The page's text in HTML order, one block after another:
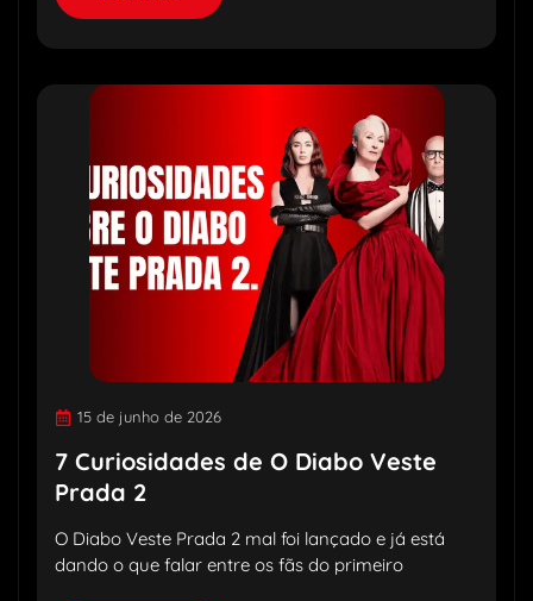
15 de junho de 2026
7 Curiosidades de O Diabo Veste
Prada 2
O Diabo Veste Prada 2 mal foi lançado e já está
dando o que falar entre os fãs do primeiro